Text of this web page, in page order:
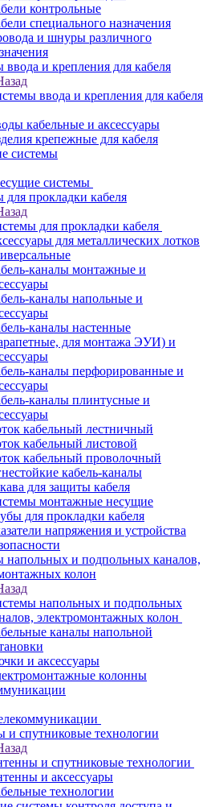
контрольные
специального назначения
и шнуры различного
и крепления для кабеля
ввода и крепления для кабеля
кабельные и аксессуары
крепежные для кабеля
системы
системы
прокладки кабеля
для прокладки кабеля
для металлических лотков
каналы монтажные и
каналы напольные и
каналы настенные
для монтажа ЭУИ) и
каналы перфорированные и
каналы плинтусные и
кабельный лестничный
кабельный листовой
кабельный проволочный
кабель-каналы
для защиты кабеля
монтажные несущие
для прокладки кабеля
напряжения и устройства
напольных и подпольных каналов,
колон
напольных и подпольных
электромонтажных колон
каналы напольной
и аксессуары
колонны
и спутниковые технологии
и спутниковые технологии
и аксессуары
технологии